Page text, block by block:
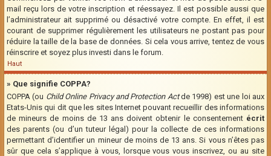
mail reçu lors de votre inscription et réessayez. Il est possible aussi que
l’administrateur ait supprimé ou désactivé votre compte. En effet, il est
courant de supprimer régulièrement les utilisateurs ne postant pas pour
réduire la taille de la base de données. Si cela vous arrive, tentez de vous
réinscrire et soyez plus investi dans le forum.
Haut
» Que signifie COPPA?
COPPA (ou Child Online Privacy and Protection Actde 1998) est une loi aux
Etats-Unis qui dit que les sites Internet pouvant recueillir des informations
de mineurs de moins de 13 ans doivent obtenir le consentement écrit
des parents (ou d’un tuteur légal) pour la collecte de ces informations
permettant d’identifier un mineur de moins de 13 ans. Si vous n’êtes pas
sûr que cela s’applique à vous, lorsque vous vous inscrivez, ou au site